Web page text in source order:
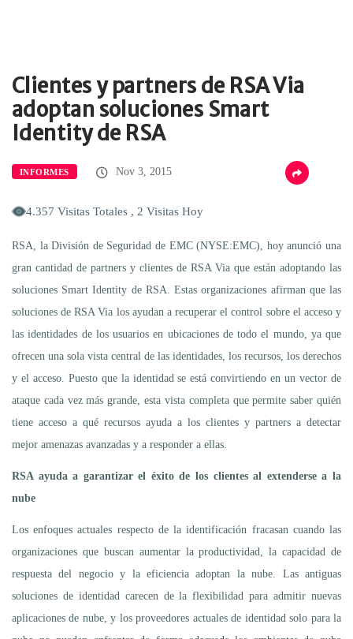
Clientes y partners de RSA Via
adoptan soluciones Smart
Identity de RSA
INFORMES Nov 3, 2015
4.357 Visitas Totales , 2 Visitas Hoy
RSA, la División de Seguridad de EMC (NYSE:EMC), hoy anunció una
gran cantidad de partners y clientes de RSA Via que están adoptando las
soluciones Smart Identity de RSA. Estas organizaciones afirman que las
soluciones de RSA Via los ayudan a recuperar el control sobre el acceso y
las identidades de los usuarios en ubicaciones de todo el mundo, ya que
ofrecen una sola vista central de las identidades, los recursos, los derechos
y el acceso. Puesto que la identidad se está convirtiendo en un vector de
ataque cada vez más grande, esta vista completa que permite saber quién
tiene acceso a qué recursos ayuda a los clientes y partners a detectar
mejor amenazas avanzadas y a responder a ellas.
RSA ayuda a garantizar el éxito de los clientes al extenderse a la
nube
Los enfoques actuales respecto de la identificación fracasan cuando las
organizaciones que buscan aumentar la productividad, la capacidad de
respuesta del negocio y la eficiencia adoptan la nube. Las antiguas
soluciones de identidad carecen de la flexibilidad para admitir nuevas
aplicaciones de nube, y los proveedores actuales de identidad solo para la